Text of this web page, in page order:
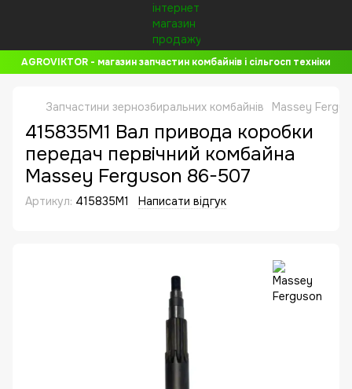
AGROVIKTOR - магазин запчастин комбайнів і сільгосп техніки
Запчастини зернозбиральних комбайнів Massey
415835M1 Вал привода коробки
передач первічний комбайна
Massey Ferguson 86-507
Артикул: 415835M1 Написати відгук